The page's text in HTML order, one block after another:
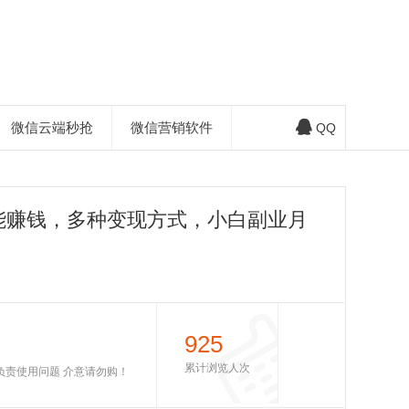
微信云端秒抢 微信营销软件 QQ
钱，多种变现方式，小白副业月
使用问题 介意请勿购！
925
累计浏览人次